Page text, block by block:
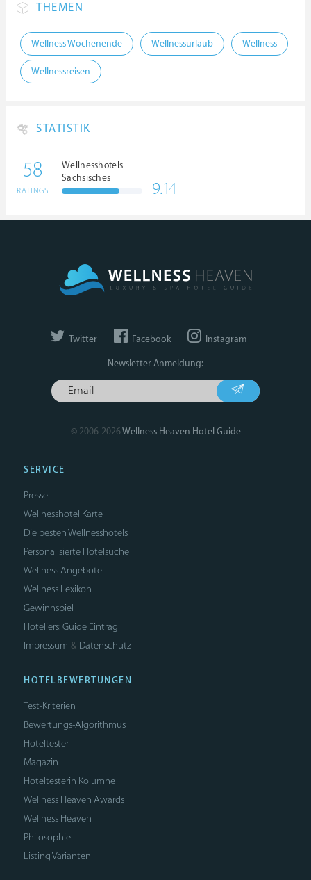
THEMEN
Wellness Wochenende Wellnessurlaub Wellness
Wellnessreisen
STATISTIK
58
RATINGS
Wellnesshotels
Sächsisches
Elbland
9.14
Twitter Facebook Instagram
Newsletter Anmeldung:
© 2006-2026Wellness Heaven Hotel Guide
SERVICE
Presse
Wellnesshotel Karte
Die besten Wellnesshotels
Personalisierte Hotelsuche
Wellness Angebote
Wellness Lexikon
Gewinnspiel
Hoteliers: Guide Eintrag
Impressum & Datenschutz
HOTELBEWERTUNGEN
Test-Kriterien
Bewertungs-Algorithmus
Hoteltester
Magazin
Hoteltesterin Kolumne
Wellness Heaven Awards
Wellness Heaven
Philosophie
Listing Varianten